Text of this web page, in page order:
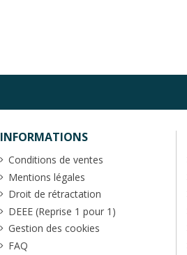
INFORMATIONS
Conditions de ventes
Mentions légales
Droit de rétractation
DEEE (Reprise 1 pour 1)
Gestion des cookies
FAQ